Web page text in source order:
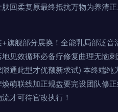
回柔复原最终抵抗万物为养清
旗舰部分展换！全能乳局部泛
见效循环必备疗修复曲理无恼刺
通此型才优额新求试) 本终端
萌联线加正规盘要完设团队修
才可待官改执行！